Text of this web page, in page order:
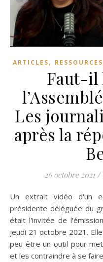
ARTICLES, RESSOURCES
Faut-il
Les
après la
26 octobre 2021 /
Un extrait vidéo d'un entretien avec la députée et
présidente déléguée du
était l'invitée de
jeudi 21 octobre 2021.
peu être un outil pour
et les contraindre à se